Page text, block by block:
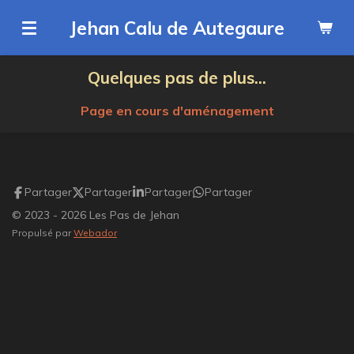
contenu
Jehan Calu de Autegaure
Quelques pas de plus...
Page en cours d'aménagement
Partager Partager Partager
Partager
© 2023 - 2026 Les Pas de Jehan
Propulsé parWebador